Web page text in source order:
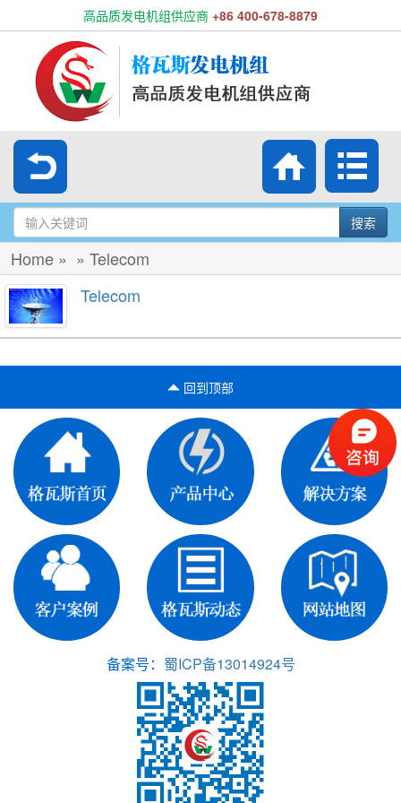
高品质发电机组供应商 +86 400-678-8879
搜索
Home » » Telecom
Telecom
回到顶部
备案号： 蜀ICP备13014924号